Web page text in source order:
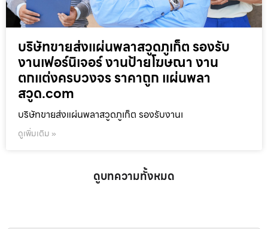
บริษัทขายส่งแผ่นพลาสวูดภูเก็ต รองรับ
งานเฟอร์นิเจอร์ งานป้ายโฆษณา งาน
ตกแต่งครบวงจร ราคาถูก แผ่นพลา
สวูด.com
บริษัทขายส่งแผ่นพลาสวูดภูเก็ต รองรับงานเ
ดูเพิ่มเติม »
ดูบทความทั้งหมด